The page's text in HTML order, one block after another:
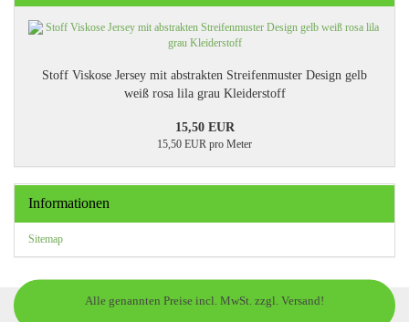
Stoff Viskose Jersey mit abstrakten Streifenmuster Design gelb
weiß rosa lila grau Kleiderstoff
15,50 EUR
15,50 EUR pro Meter
Informationen
Sitemap
Alle genannten Preise incl. MwSt. zzgl. Versand!